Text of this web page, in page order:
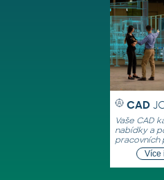
CAD
Vaše CAD
nabídky a
pracovních
Více